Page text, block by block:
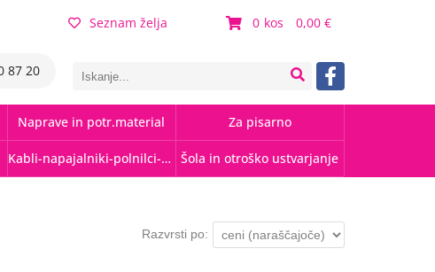
0 0,00
Seznam želja
87 20
Naprave in potr.material Za pisarno
Kabli-napajalniki-polnilci-hubi Šola in otroško ustvarjanje
Razvrsti po: